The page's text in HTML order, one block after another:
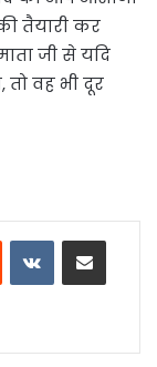
तैयारी कर
जी से यदि
तो वह भी दूर
Reddit VKontakteShare via Email